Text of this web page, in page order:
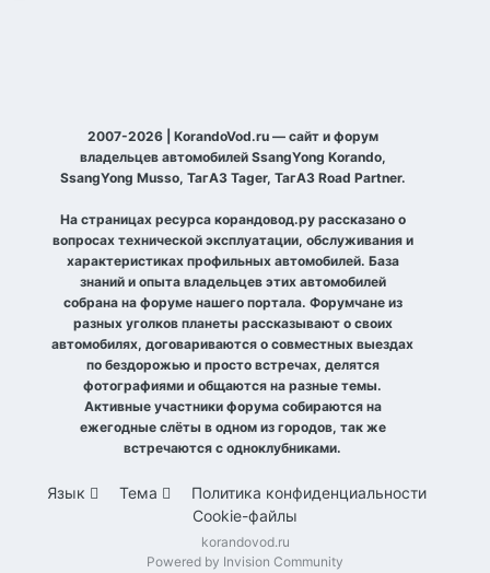
2007-2026 | KorandoVod.ru — сайт и форум
владельцев автомобилей SsangYong Korando,
SsangYong Musso, ТагАЗ Tager, ТагАЗ Road Partner.
На страницах ресурса корандовод.ру рассказано о
вопросах технической эксплуатации, обслуживания и
характеристиках профильных автомобилей. База
знаний и опыта владельцев этих автомобилей
собрана на форуме нашего портала. Форумчане из
разных уголков планеты рассказывают о своих
автомобилях, договариваются о совместных выездах
по бездорожью и просто встречах, делятся
фотографиями и общаются на разные темы.
Активные участники форума собираются на
ежегодные слёты в одном из городов, так же
встречаются с одноклубниками.
Язык Тема
Политика конфиденциальности
Cookie-файлы
korandovod.ru
Powered by Invision Community